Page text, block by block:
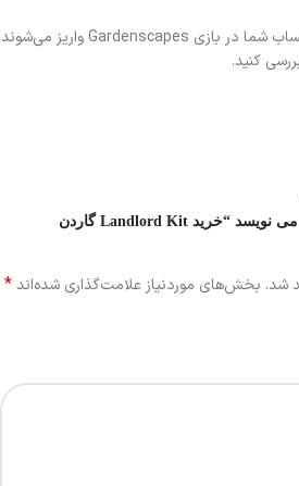
پس از شارژ موفق، سکه‌ها به حساب شما در بازی Gardenscapes واریز می‌شوند
کنید.
اولین کسی باشید که دیدگاهی می نویسد “خرید Landlord Kit گاردن
شد. بخش‌های موردنیاز علامت‌گذاری شده‌اند*